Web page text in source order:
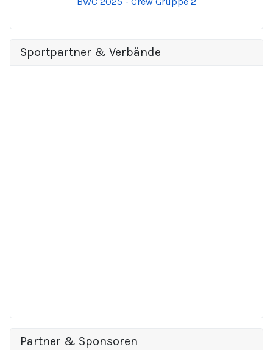
Sportpartner & Verbände
Partner & Sponsoren